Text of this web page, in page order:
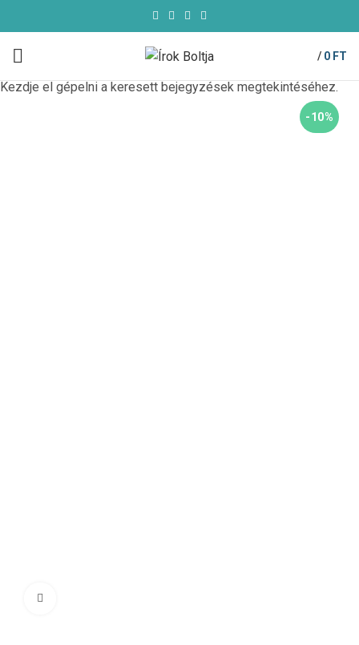
/ 0 FT
-10%
Kezdje el gépelni a keresett bejegyzések megtekintéséhez.